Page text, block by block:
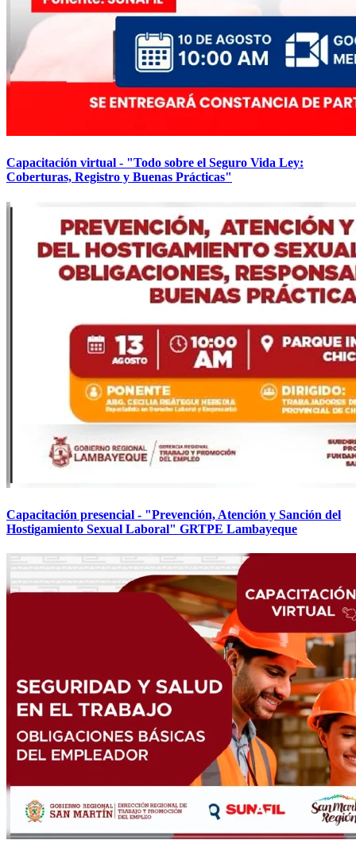
Capacitación virtual - "Todo sobre el Seguro Vida Ley:
Coberturas, Registro y Buenas Prácticas"
Capacitación presencial - "Prevención, Atención y Sanción del
Hostigamiento Sexual Laboral" GRTPE Lambayeque